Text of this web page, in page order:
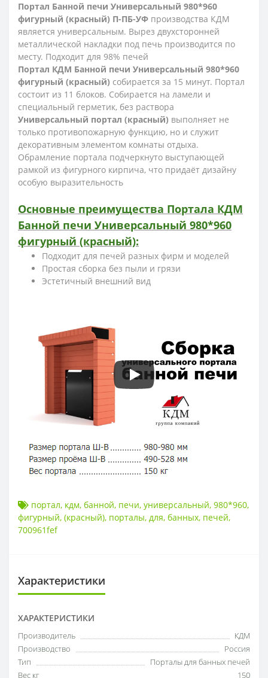
Портал Банной печи Универсальный 980*960
фигурный (красный) П-ПБ-УФ производства КДМ
является универсальным. Вырез двухсторонней
металлической накладки под печь производится по
месту. Подходит для 98% печей
Портал КДМ Банной печи Универсальный 980*960
фигурный (красный) собирается за 15 минут. Портал
состоит из 11 блоков. Собирается на ламели и
специальный герметик, без раствора
Универсальный портал (красный) выполняет не
только противопожарную функцию, но и служит
декоративным элементом комнаты отдыха.
Обрамление портала подчеркнуто выступающей
рамкой из фигурного кирпича, что придаёт дизайну
особую выразительность
Основные преимущества Портала КДМ
Банной печи Универсальный 980*960
фигурный (красный):
Подходит для печей разных фирм и моделей
Простая сборка без пыли и грязи
Эстетичный внешний вид
портал, кдм, банной, печи, универсальный, 980*960,
фигурный, (красный), порталы, для, банных, печей,
700961fef
Характеристики
ХАРАКТЕРИСТИКИ
Производитель
КДМ
Производство
Россия
Тип
Порталы для банных печей
Вес кг
150